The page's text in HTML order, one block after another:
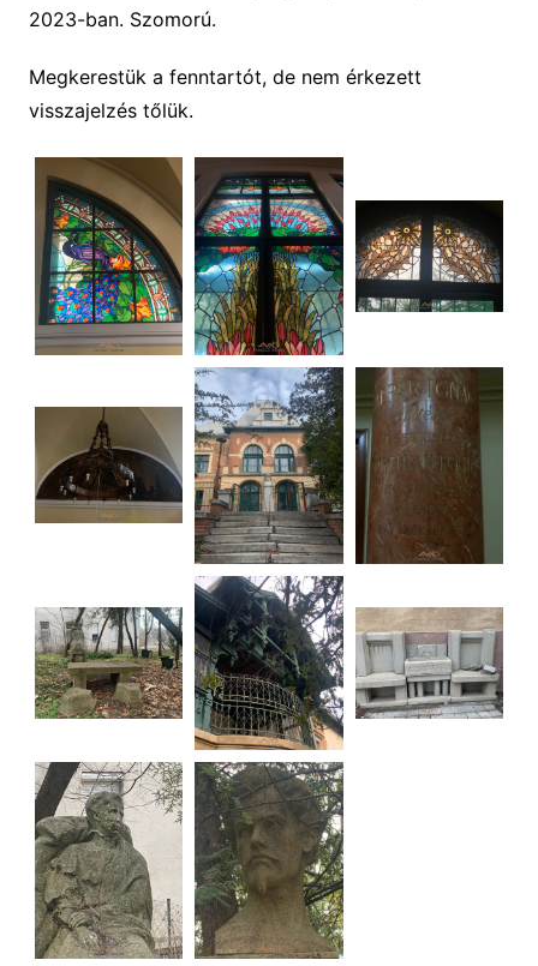
2023-ban. Szomorú.
Megkerestük a fenntartót, de nem érkezett
visszajelzés tőlük.